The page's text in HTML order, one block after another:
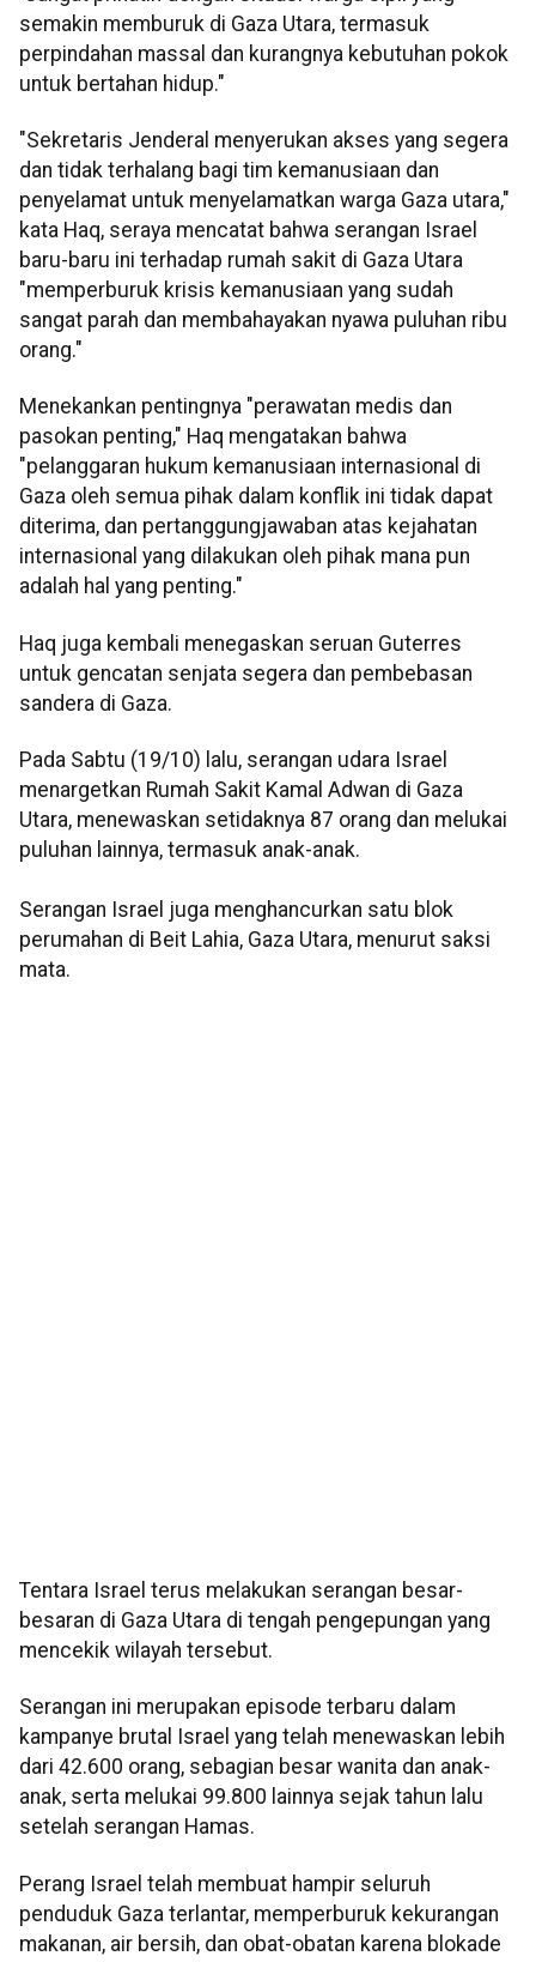
semakin memburuk di Gaza Utara, termasuk
perpindahan massal dan kurangnya kebutuhan pokok
untuk bertahan hidup."
"Sekretaris Jenderal menyerukan akses yang segera
dan tidak terhalang bagi tim kemanusiaan dan
penyelamat untuk menyelamatkan warga Gaza utara,"
kata Haq, seraya mencatat bahwa serangan Israel
baru-baru ini terhadap rumah sakit di Gaza Utara
"memperburuk krisis kemanusiaan yang sudah
sangat parah dan membahayakan nyawa puluhan ribu
orang."
Menekankan pentingnya "perawatan medis dan
pasokan penting," Haq mengatakan bahwa
"pelanggaran hukum kemanusiaan internasional di
Gaza oleh semua pihak dalam konflik ini tidak dapat
diterima, dan pertanggungjawaban atas kejahatan
internasional yang dilakukan oleh pihak mana pun
adalah hal yang penting."
Haq juga kembali menegaskan seruan Guterres
untuk gencatan senjata segera dan pembebasan
sandera di Gaza.
Pada Sabtu (19/10) lalu, serangan udara Israel
menargetkan Rumah Sakit Kamal Adwan di Gaza
Utara, menewaskan setidaknya 87 orang dan melukai
puluhan lainnya, termasuk anak-anak.
Serangan Israel juga menghancurkan satu blok
perumahan di Beit Lahia, Gaza Utara, menurut saksi
mata.
Tentara Israel terus melakukan serangan besar-
besaran di Gaza Utara di tengah pengepungan yang
mencekik wilayah tersebut.
Serangan ini merupakan episode terbaru dalam
kampanye brutal Israel yang telah menewaskan lebih
dari 42.600 orang, sebagian besar wanita dan anak-
anak, serta melukai 99.800 lainnya sejak tahun lalu
setelah serangan Hamas.
Perang Israel telah membuat hampir seluruh
penduduk Gaza terlantar, memperburuk kekurangan
makanan, air bersih, dan obat-obatan karena blokade